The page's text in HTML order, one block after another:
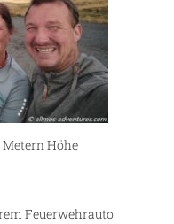
Höhe
Feuerwehrauto